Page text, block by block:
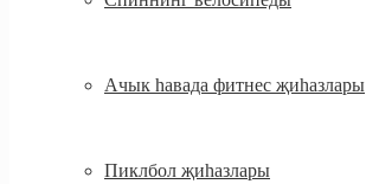
Ачык һавада фитнес җиһазлары
Пиклбол җиһазлары